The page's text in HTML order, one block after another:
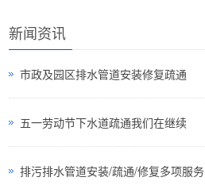
新闻资讯
市政及园区排水管道安装修复疏通
五一劳动节下水道疏通我们在继续
排污排水管道安装/疏通/修复多项服务